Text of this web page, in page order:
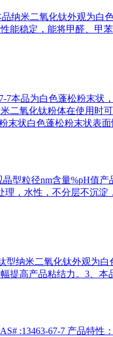
品纳米二氧化钛外观为
能稳定，能将甲醛、甲
7本品为白色蓬松粉末
二氧化钛粉体在使用
末状白色蓬松粉末状表面
型粒径nm含量%pH值
，水性，不分层不沉
型纳米二氧化钛外观为
提高产品粘结力。3、
:13463-67-7 产品特